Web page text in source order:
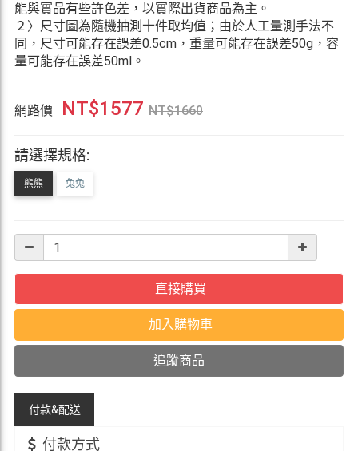
能與實品有些許色差，以實際出貨商品為主。
２〉尺寸圖為隨機抽測十件取均值；由於人工量測手法不
同，尺寸可能存在誤差0.5cm，重量可能存在誤差50g，容
量可能存在誤差50ml。
網路價 NT$1577 NT$1660
請選擇規格:
熊熊 兔兔
直接購買
加入購物車
追蹤商品
付款&配送
付款方式